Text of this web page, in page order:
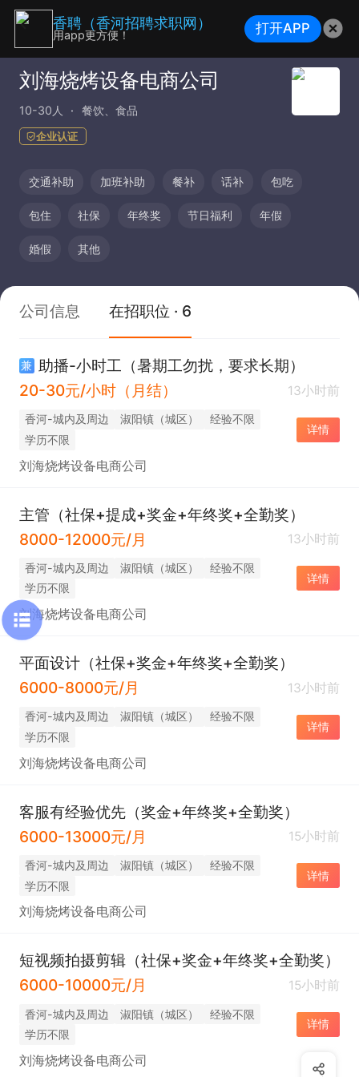
刘海烧烤设备电商公司
10-30人 餐饮、食品
企业认证
交通补助 加班补助 餐补 话补 包吃
包住 社保 年终奖 节日福利 年假
婚假 其他
公司信息 在招职位 · 6
兼 助播-小时工（暑期工勿扰，要求长期）
20-30元/小时（月结）
13小时前
香河-城内及周边 淑阳镇（城区）
经验不限
学历不限
详情
刘海烧烤设备电商公司
主管（社保+提成+奖金+年终奖+全勤奖）
8000-12000元/月
13小时前
香河-城内及周边 淑阳镇（城区）
经验不限
学历不限
详情
刘海烧烤设备电商公司
平面设计（社保+奖金+年终奖+全勤奖）
6000-8000元/月
13小时前
香河-城内及周边 淑阳镇（城区）
经验不限
学历不限
详情
刘海烧烤设备电商公司
客服有经验优先（奖金+年终奖+全勤奖）
6000-13000元/月
15小时前
香河-城内及周边 淑阳镇（城区）
经验不限
学历不限
详情
刘海烧烤设备电商公司
短视频拍摄剪辑（社保+奖金+年终奖+全勤奖）
6000-10000元/月
15小时前
香河-城内及周边 淑阳镇（城区）
经验不限
学历不限
详情
刘海烧烤设备电商公司
香聘（香河招聘求职网）
用app更方便！ 打开APP